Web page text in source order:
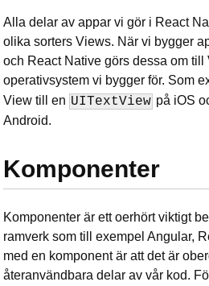
Alla delar av appar vi gör i React
olika sorters Views. När vi bygger
och React Native görs dessa om till
operativsystem vi bygger för. Som
View till en UITextView på iOS
Android.
Komponenter
Komponenter är ett oerhört viktigt
ramverk som till exempel Angular,
med en komponent är att det är
återanvändbara delar av vår kod.